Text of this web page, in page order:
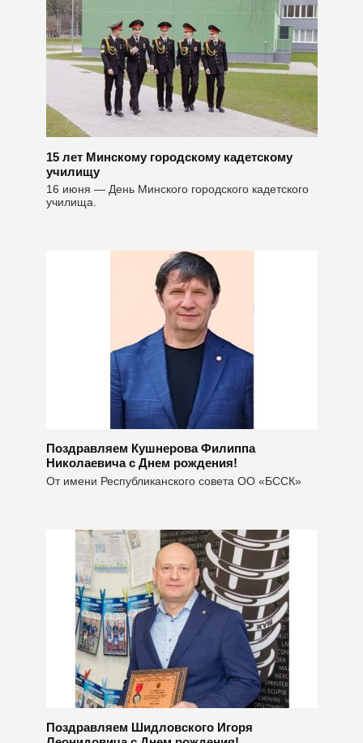
15 лет Минскому городскому кадетскому
училищу
16 июня — День Минского городского кадетского
училища.
Поздравляем Кушнерова Филиппа
Николаевича с Днем рождения!
От имени Республиканского совета ОО «БССК»
Поздравляем Шидловского Игоря